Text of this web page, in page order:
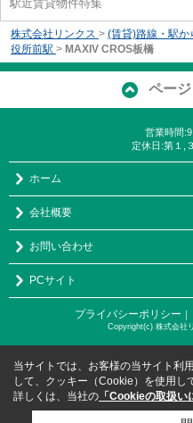
駅近賃貸物件特集
株式会社リンクス > (賃貸)路線・駅か
役所前駅 > MAXIV CROS板橋
ペー
営業時間
定休日:第１,
ホーム
会社概要
お問い合わせ
PCサイト
プライバシーポリシー
Copyright(c) 株式会社
当サイトでは、お客様の当サイト利
して、クッキー（Cookie）を使用し
詳しくは、当社の 「Cookieの取扱い